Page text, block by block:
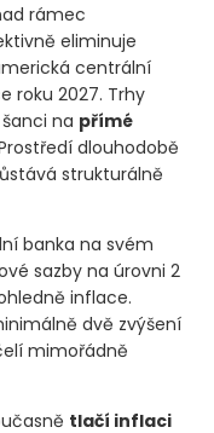
rámec
eliminuje
centrální
roku 2027. Trhy
na
přímé
strukturálně
banka na svém
sazby na úrovni 2
inflace.
dvě zvýšení
mimořádně